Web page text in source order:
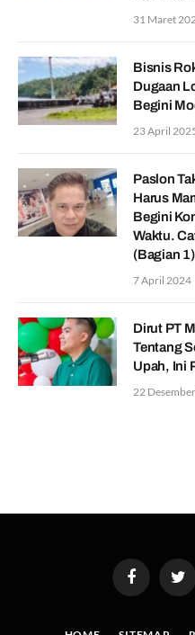
31 Maret
Bisnis
Dugaan
Begini
23 April
Paslon
Harus
Begini
Waktu.
(Bagian 1)
7 April 2024
Dirut PT
Tentang
Upah, Ini
22
Facebook